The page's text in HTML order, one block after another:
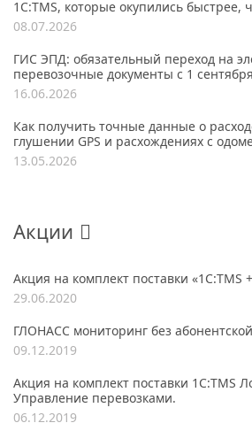
1С:TMS, которые окупились
08.07.2026
ГИС ЭПД: обязательный переход на
перевозочные документы с 1
16.06.2026
Как получить точные данные о
глушении GPS и расхождениях с
13.05.2026
Акции
Акция на комплект поставки «1С:TMS
29.06.2020
ГЛОНАСС мониторинг без
09.12.2019
Акция на комплект поставки 1С:TMS
Управление перевозками.
06.12.2019